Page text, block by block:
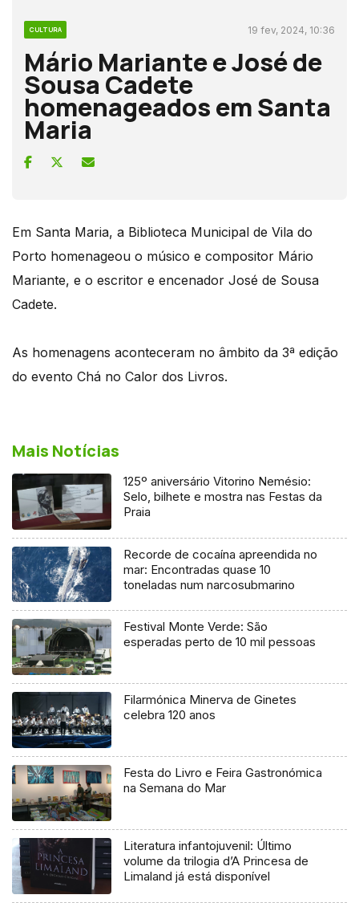
CULTURA 19 fev, 2024, 10:36
Mário Mariante e José de
Sousa Cadete
homenageados em Santa
Maria
Em Santa Maria, a Biblioteca Municipal de Vila do
Porto homenageou o músico e compositor Mário
Mariante, e o escritor e encenador José de Sousa
Cadete.
As homenagens aconteceram no âmbito da 3ª edição
do evento Chá no Calor dos Livros.
Mais Notícias
125º aniversário Vitorino Nemésio:
Selo, bilhete e mostra nas Festas da
Praia
Recorde de cocaína apreendida no
mar: Encontradas quase 10
toneladas num narcosubmarino
Festival Monte Verde: São
esperadas perto de 10 mil pessoas
Filarmónica Minerva de Ginetes
celebra 120 anos
Festa do Livro e Feira Gastronómica
na Semana do Mar
Literatura infantojuvenil: Último
volume da trilogia d’A Princesa de
Limaland já está disponível